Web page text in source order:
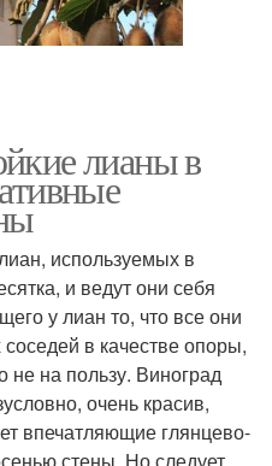
лианы в
используемых в
и ведут они себя
у лиан то, что все они
в качестве опоры,
на пользу. Виноград
очень красив,
впечатляющие глянцево-
стены. Но следует